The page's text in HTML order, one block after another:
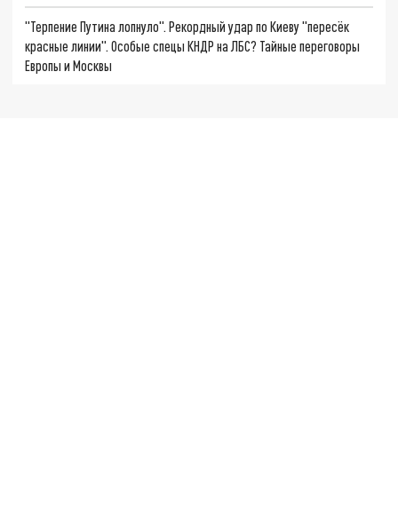
"Терпение Путина лопнуло". Рекордный удар по Киеву "пересёк
красные линии". Особые спецы КНДР на ЛБС? Тайные переговоры
Европы и Москвы